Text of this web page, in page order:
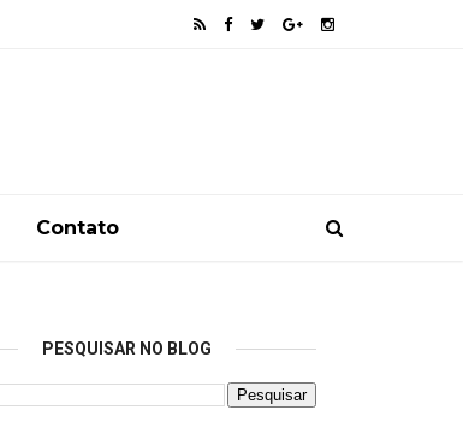
Contato
PESQUISAR NO BLOG